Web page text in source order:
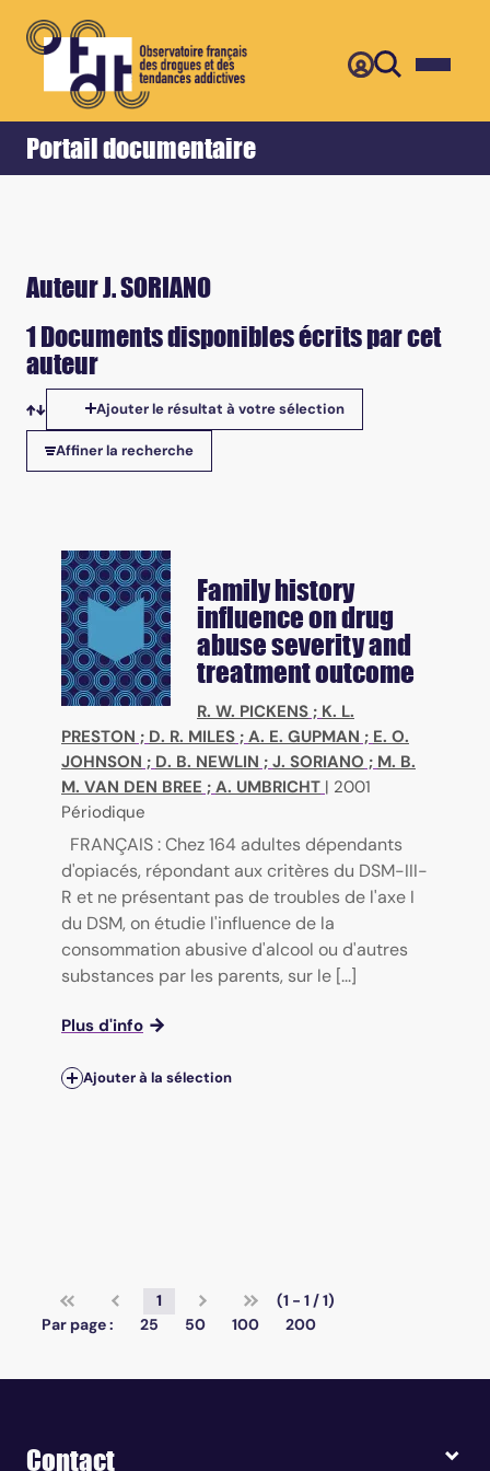
Portail documentaire
Accueil Retour
Auteur J. SORIANO
1 Documents disponibles écrits par cet
auteur
Tris disponibles
Ajouter le résultat à votre sélection
Affiner la recherche
Family history
influence on drug
abuse severity and
treatment outcome
R. W. PICKENS ; K. L.
PRESTON ; D. R. MILES ; A. E. GUPMAN ; E. O.
JOHNSON ; D. B. NEWLIN ; J. SORIANO ; M. B.
M. VAN DEN BREE ; A. UMBRICHT | 2001
Périodique
FRANÇAIS : Chez 164 adultes dépendants
d'opiacés, répondant aux critères du DSM-III-
R et ne présentant pas de troubles de l'axe I
du DSM, on étudie l'influence de la
consommation abusive d'alcool ou d'autres
substances par les parents, sur le [...]
Plus d'info
Ajouter à la sélection
1
(1 - 1 / 1)
Par page :
25 50 100 200
Contact